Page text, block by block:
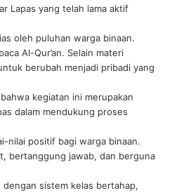
Lapas yang telah lama aktif
oleh puluhan warga binaan.
Al-Qur’an. Selain materi
berubah menjadi pribadi yang
kegiatan ini merupakan
dalam mendukung proses
nilai positif bagi warga binaan.
bertanggung jawab, dan berguna
dengan sistem kelas bertahap,